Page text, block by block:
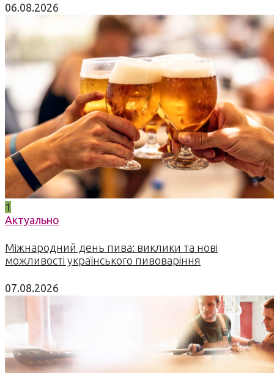
06.08.2026
1
Актуально
Міжнародний день пива: виклики та нові
можливості українського пивоваріння
07.08.2026